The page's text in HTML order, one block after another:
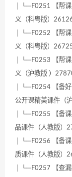
│ └─F0251 【帮
义（科粤版）
│ └─F0252 【帮
义（科粤版）
│ └─F0253 【帮
义（沪教版 ）
│ └─F0254 【备
公开课精美课件（
│ └─F0255 【备
品课件（人教版）
│ └─F0256 【备
质课件（人教版）
│ └─F0257 【查